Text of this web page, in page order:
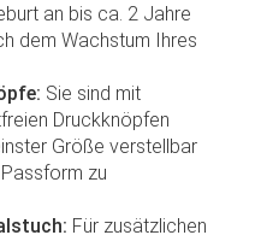
an bis ca. 2 Jahre
dem Wachstum Ihres
Sie sind mit
Druckknöpfen
Größe verstellbar
zu
Für zusätzlichen